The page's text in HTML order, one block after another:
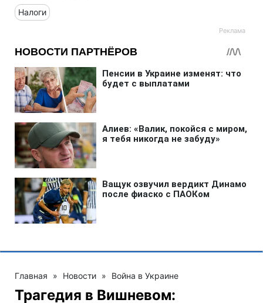
Налоги
Главная » Новости » Война в Украине
Трагедия в Вишневом: